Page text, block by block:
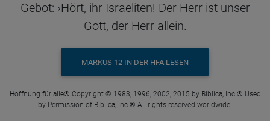
Gebot: ›Hört, ihr Israeliten! Der Herr ist unser
Gott, der Herr allein.
MARKUS 12 IN DER HFA LESEN
Hoffnung für alle® Copyright © 1983, 1996, 2002, 2015 by Biblica, Inc.® Used
by Permission of Biblica, Inc.® All rights reserved worldwide.